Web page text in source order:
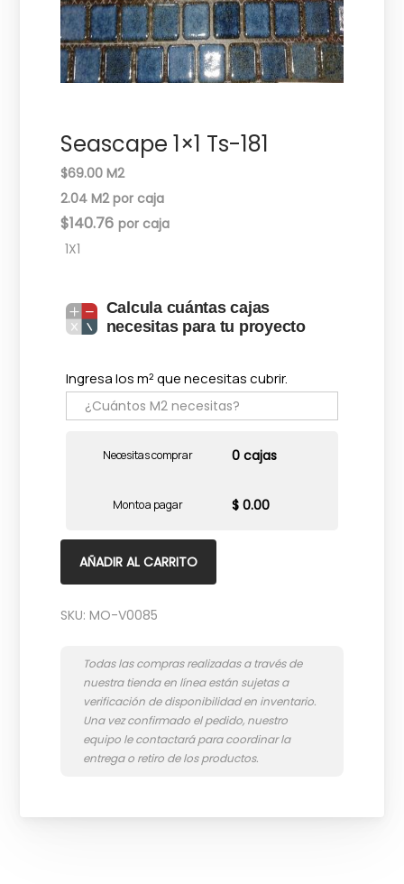
c
i
ó
d
o
Seascape 1×1 Ts-181
$69.00 M2
2.04 M2 por caja
$140.76
1X1
Calcula cuántas cajas
necesitas para tu proyecto
Ingresa los m² que necesitas cubrir.
Necesitas comprar 0 cajas
Monto a pagar $ 0.00
AÑADIR AL CARRITO
SKU:MO-V0085